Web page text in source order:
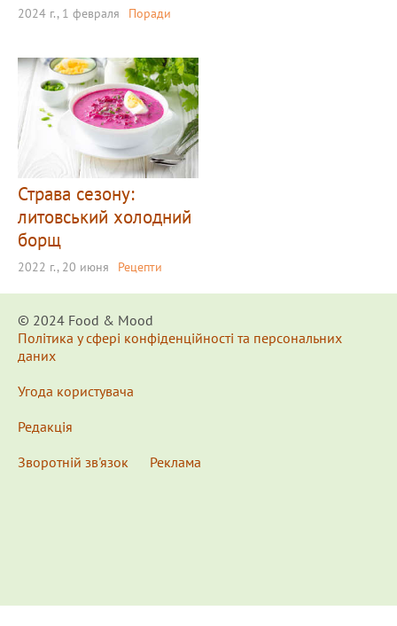
2024 г., 1 февраля Поради
Страва сезону:
литовський холодний
борщ
2022 г., 20 июня Рецепти
© 2024 Food & Мood
Політика у сфері конфіденційності та персональних
даних
Угода користувача
Редакція
Зворотній зв'язок
Реклама